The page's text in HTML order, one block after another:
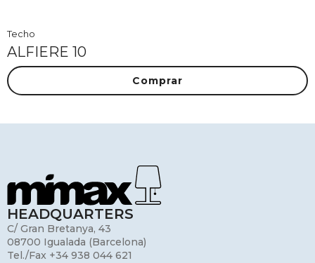
Techo
ALFIERE 10
Comprar
HEADQUARTERS
C/ Gran Bretanya, 43
08700 Igualada (Barcelona)
Tel./Fax +34 938 044 621